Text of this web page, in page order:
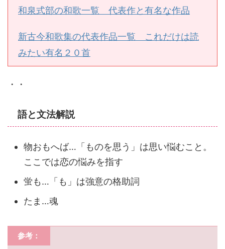
和泉式部の和歌一覧 代表作と有名な作品
新古今和歌集の代表作品一覧 これだけは読
みたい有名２０首
・・
語と文法解説
物おもへば…「ものを思う」は思い悩むこと。
ここでは恋の悩みを指す
蛍も…「も」は強意の格助詞
たま…魂
参考：